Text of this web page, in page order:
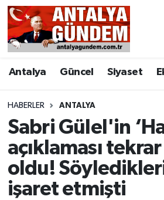
Antalya Güncel Siyaset
HABERLER ANTALYA
Sabri Gülel'in
açıklaması
oldu!
işaret etmişti
Antalya
Asayiş
Bilim & Teknoloji
Bölge
EĞİTİM
Ekonomi
Antalya Nöbetçi Eczaneler
Antalya Hava Durumu
Antalya Namaz Vakitleri
Antalya Trafik Yoğunluk
Süper Lig Puan Durumu ve
Tüm Manşetler